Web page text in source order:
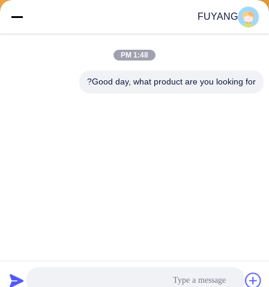
Shenzhen FUYANG Technology Group Co.
FUYANG
1:48 PM
Good day, what product are you looking for?